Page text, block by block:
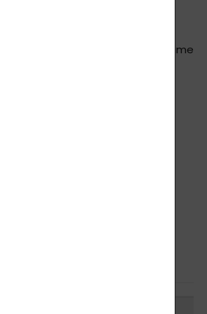
prodloužit, jelikož zásilku odesíláme
na náš účet.
EUR.
metod naší platební brány